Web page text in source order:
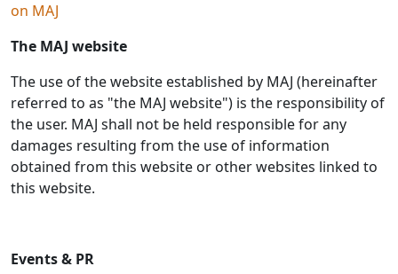
on MAJ
The MAJ website
The use of the website established by MAJ (hereinafter
referred to as "the MAJ website") is the responsibility of
the user. MAJ shall not be held responsible for any
damages resulting from the use of information
obtained from this website or other websites linked to
this website.
Events & PR